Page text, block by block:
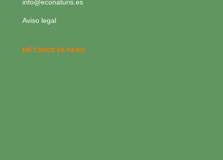
info@econaturis.es
Aviso legal
MÉTODOS DE PAGO: